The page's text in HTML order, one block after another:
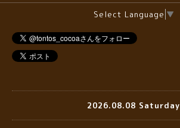
Select Language ▼
2026.08.08 Saturday